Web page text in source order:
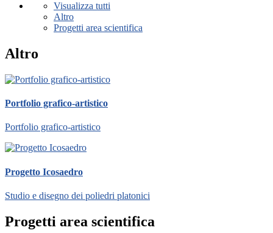
Visualizza tutti
Altro
Progetti area scientifica
Altro
Portfolio grafico-artistico
Portfolio grafico-artistico
Progetto Icosaedro
Studio e disegno dei poliedri platonici
Progetti area scientifica